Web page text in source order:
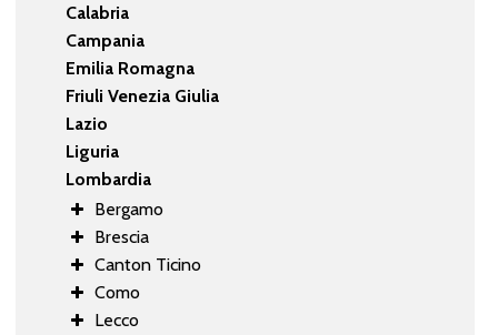
Calabria
Campania
Emilia Romagna
Friuli Venezia Giulia
Lazio
Liguria
Lombardia
Bergamo
Brescia
Canton Ticino
Como
Lecco